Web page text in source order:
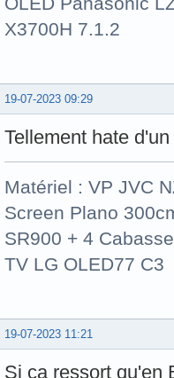
X3700H 7.1.2
19-07-2023 09:29
Tellement hate
Matériel : VP JVC
Screen Plano
SR900 + 4
TV LG OLED77 C3
19-07-2023 11:21
Si ça ressort qu'en